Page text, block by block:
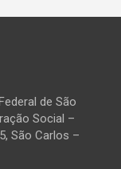
de São
Social –
São Carlos –